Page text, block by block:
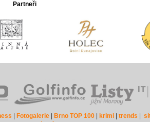
Partneři
Fotogalerie| Brno TOP 100| krimi| trends